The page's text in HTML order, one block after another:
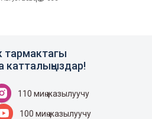
тармактагы
катталыңыздар!
110 миң жазылуучу
100 миң жазылуучу